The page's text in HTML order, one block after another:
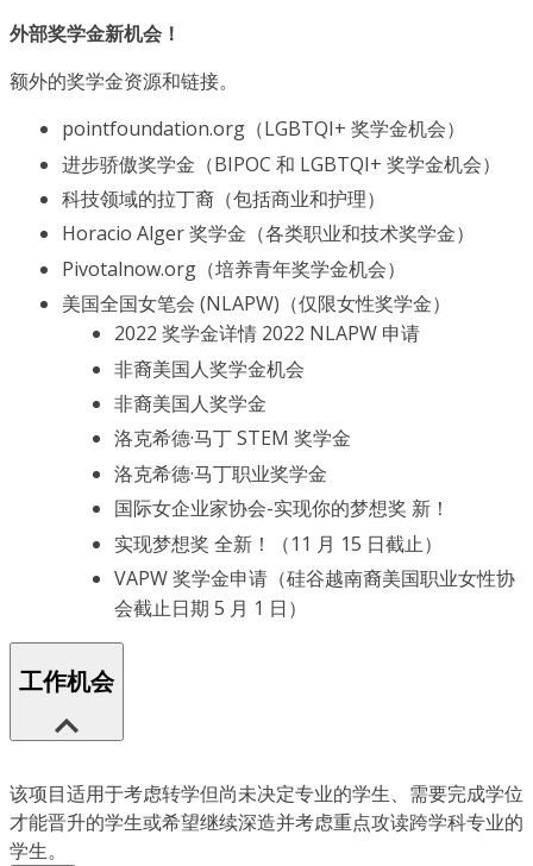
外部奖学金新机会！
额外的奖学金资源和链接。
pointfoundation.org（LGBTQI+ 奖学金机会）
进步骄傲奖学金（BIPOC 和 LGBTQI+ 奖学金机会）
科技领域的拉丁裔（包括商业和护理）
Horacio Alger 奖学金（各类职业和技术奖学金）
Pivotalnow.org（培养青年奖学金机会）
美国全国女笔会 (NLAPW)（仅限女性奖学金）
2022 奖学金详情 2022 NLAPW 申请
非裔美国人奖学金机会
非裔美国人奖学金
洛克希德·马丁 STEM 奖学金
洛克希德·马丁职业奖学金
国际女企业家协会-实现你的梦想奖 新！
实现梦想奖 全新！（11 月 15 日截止）
VAPW 奖学金申请（硅谷越南裔美国职业女性协
会截止日期 5 月 1 日）
工作机会
该项目适用于考虑转学但尚未决定专业的学生、需要完成学位
才能晋升的学生或希望继续深造并考虑重点攻读跨学科专业的
学生。